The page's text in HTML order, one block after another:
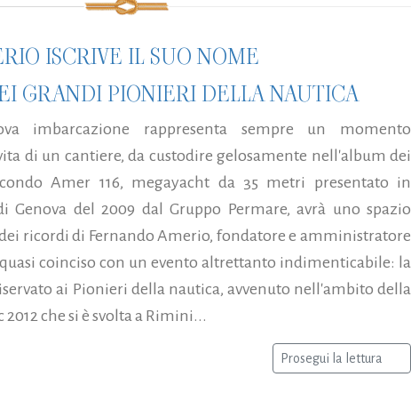
ISCRIVE IL SUO NOME
GRANDI PIONIERI DELLA NAUTICA
imbarcazione rappresenta sempre un momento
di un cantiere, da custodire gelosamente nell'album dei
Amer 116, megayacht da 35 metri presentato in
Genova del 2009 dal Gruppo Permare, avrà uno spazio
ricordi di Fernando Amerio, fondatore e amministratore
coinciso con un evento altrettanto indimenticabile: la
ai Pionieri della nautica, avvenuto nell'ambito della
che si è svolta a Rimini...
Prosegui la lettura